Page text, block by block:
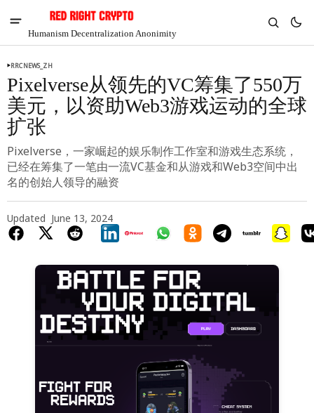
Humanism Decentralization Anonimity
$1.38
6.51%
RRCNEWS_ZH
Pixelverse从领先的VC筹集了550万
美元，以资助Web3游戏运动的全球
扩张
Pixelverse，一家崛起的娱乐制作工作室和游戏生态系统，
已经在筹集了一笔由一流VC基金和从游戏和Web3空间中出
名的创始人领导的融资
Updated June 13, 2024